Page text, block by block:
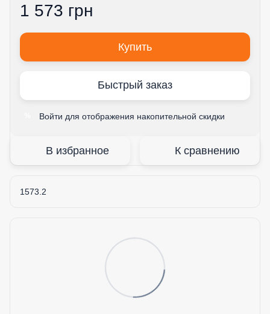
1 573 грн
Купить
Быстрый заказ
Войти для отображения накопительной скидки
В избранное К сравнению
1573.2